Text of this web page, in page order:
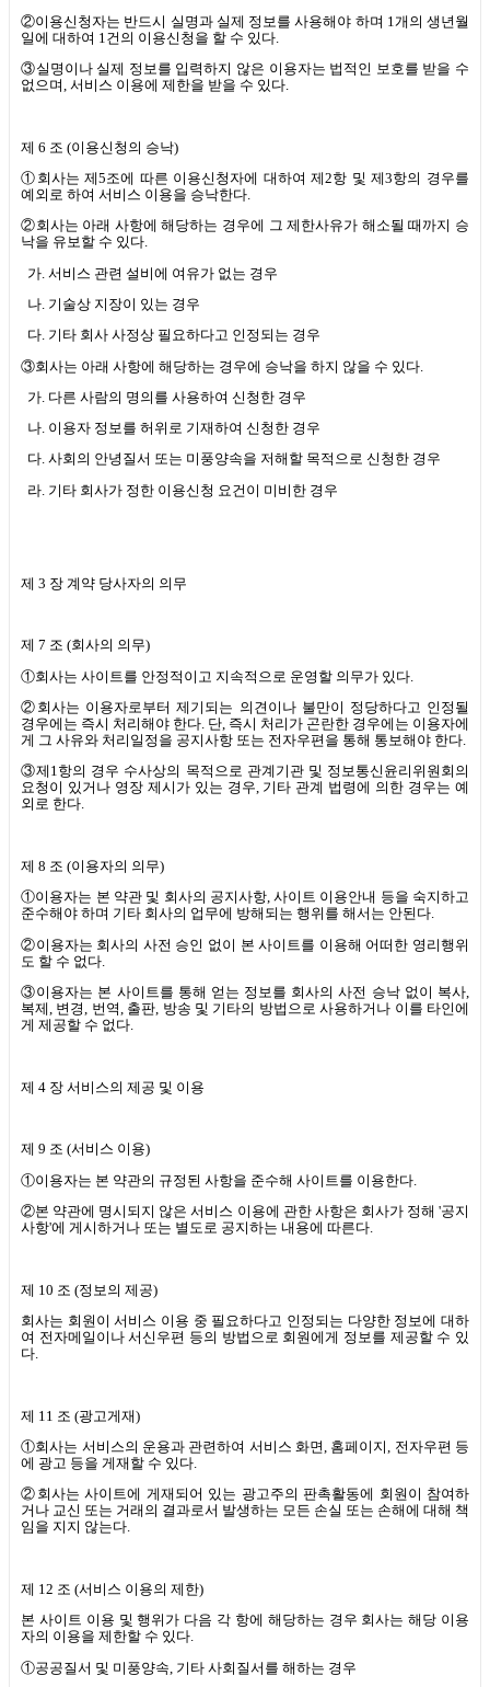
②이용신청자는 반드시 실명과 실제 정보를 사용해야 하며 1 개의 생년월
일에 대하여 1 건의 이용신청을 할 수 있다
③실명이나 실제 정보를 입력하지 않은 이용자는 법적인 보호를 받을 수
없으며 서비스 이용에 제한을 받을 수 있다
제 6 조 (이용신청의 승낙)
①회사는 제5조에 따른 이용신청자에 대하여 제2항 및 제3항의 경우를
예외로 하여 서비스 이용을 승낙한다
②회사는 아래 사항에 해당하는 경우에 그 제한사유가 해소될 때까지 승
낙을 유보할 수 있다.
가 서비스 관련 설비에 여유가 없는 경우
나 기술상 지장이 있는 경우
다. 기타 회사 사정상 필요하다고 인정되는 경우
③회사는 아래 사항에 해당하는 경우에 승낙을 하지 않을 수 있다
가 다른 사람의 명의를 사용하여 신청한 경우
나. 이용자 정보를 허위로 기재하여 신청한 경우
다. 사회의 안녕질서 또는 미풍양속을 저해할 목적으로 신청한 경우
라 기타 회사가 정한 이용신청 요건이 미비한 경우
제 3 장 계약 당사자의 의무
제 7 조 (회사의 의무)
①회사는 사이트를 안정적이고 지속적으로 운영할 의무가 있다
②회사는 이용자로부터 제기되는 의견이나 불만이 정당하다고 인정될
경우에는 즉시 처리해야 한다. 단, 즉시 처리가 곤란한 경우에는 이용자에
게 그 사유와 처리일정을 공지사항 또는 전자우편을 통해 통보해야 한다.
③제 1항의 경우 수사상의 목적으로 관계기관 및 정보통신윤리위원회의
요청이 있거나 영장 제시가 있는 경우, 기타 관계 법령에 의한 경우는 예
외로 한다.
제 8 조 (이용자의 의무)
①이용자는 본 약관 및 회사의 공지사항,사이트 이용안내 등을 숙지하고
준수해야 하며 기타 회사의 업무에 방해되는 행위를 해서는 안된다.
②이용자는 회사의 사전 승인 없이 본 사이트를 이용해 어떠한 영리행위
도 할 수 없다
③이용자는 본 사이트를 통해 얻는 정보를 회사의 사전 승낙 없이 복사,
복제, 변경, 번역, 출판, 방송 및 기타의 방법으로 사용하거나 이를 타인에
게 제공할 수 없다.
제 4 장 서비스의 제공 및 이용
제 9 조 (서비스 이용)
①이용자는 본 약관의 규정된 사항을 준수해 사이트를 이용한다
②본 약관에 명시되지 않은 서비스 이용에 관한 사항은 회사가 정해 '공지
사항'에 게시하거나 또는 별도로 공지하는 내용에 따른다.
제 10 조 (정보의 제공)
회사는 회원이 서비스 이용 중 필요하다고 인정되는 다양한 정보에 대하
여 전자메일이나 서신우편 등의 방법으로 회원에게 정보를 제공할 수 있
다.
제 11 조 (광고게재)
①회사는 서비스의 운용과 관련하여 서비스 화면, 홈페이지, 전자우편 등
에 광고 등을 게재할 수 있다.
②회사는 사이트에 게재되어 있는 광고주의 판촉활동에 회원이 참여하
거나 교신 또는 거래의 결과로서 발생하는 모든 손실 또는 손해에 대해 책
임을 지지 않는다.
제 12 조 (서비스 이용의 제한)
본 사이트 이용 및 행위가 다음 각 항에 해당하는 경우 회사는 해당 이용
자의 이용을 제한할 수 있다.
①공공질서 및 미풍양속 기타 사회질서를 해하는 경우